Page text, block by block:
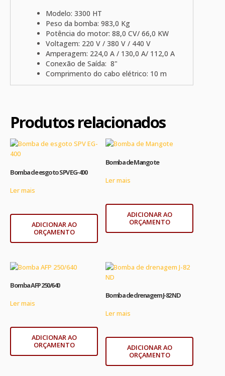
Modelo: 3300 HT
Peso da bomba: 983,0 Kg
Potência do motor: 88,0 CV/ 66,0 KW
Voltagem: 220 V / 380 V / 440 V
Amperagem: 224,0 A / 130,0 A/ 112,0 A
Conexão de Saída: 8"
Comprimento do cabo elétrico: 10 m
Produtos relacionados
Bomba de esgoto SPV EG-400
Ler mais
ADICIONAR AO
ORÇAMENTO
Bomba de Mangote
Ler mais
ADICIONAR AO
ORÇAMENTO
Bomba AFP 250/640
Ler mais
ADICIONAR AO
ORÇAMENTO
Bomba de drenagem J-82 ND
Ler mais
ADICIONAR AO
ORÇAMENTO